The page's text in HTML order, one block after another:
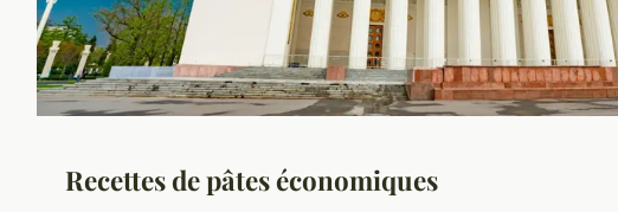
Recettes de pâtes économiques